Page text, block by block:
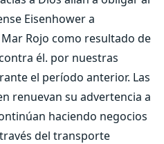
Eisenhower a
Rojo como resultado de
él. por nuestras
el período anterior. Las
renuevan su advertencia a
haciendo negocios
del transporte